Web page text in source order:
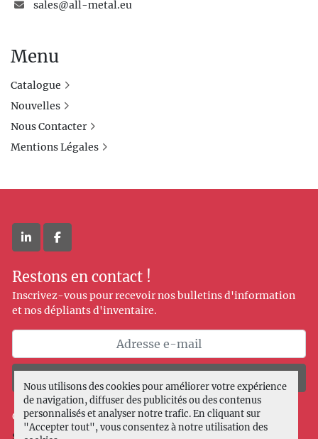
Nous utilisons des cookies pour améliorer votre expérience
de navigation, diffuser des publicités ou des contenus
personnalisés et analyser notre trafic. En cliquant sur
"Accepter tout", vous consentez à notre utilisation des
linkedinfacebook
Restons en contact !
Inscrivez-vous pour recevoir nos bulletins d'information
et nos dépliants d'inventaire.
Souscrire
Gérez les cookies
sales@all-metal.eu
Menu
Catalogue
Nouvelles
Nous Contacter
Mentions Légales